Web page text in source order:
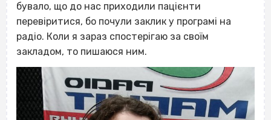
бувало, що до нас приходили пацієнти
перевіритися, бо почули заклик у програмі на
радіо. Коли я зараз спостерігаю за своїм
закладом, то пишаюся ним.